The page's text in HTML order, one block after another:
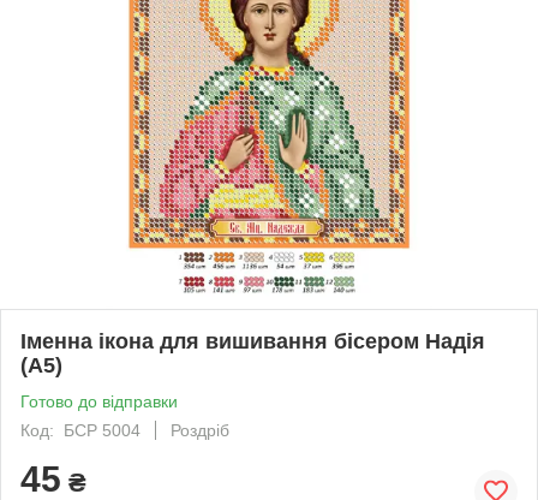
Іменна ікона для вишивання бісером Надія
(А5)
Готово до відправки
Код: БСР 5004
Роздріб
45 ₴